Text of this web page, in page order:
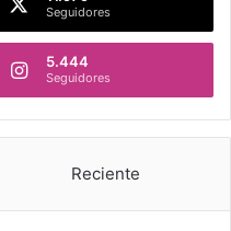
Seguidores
5.444
Seguidores
Reciente